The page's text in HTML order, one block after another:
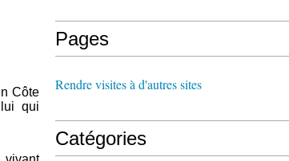
Côte
qui
Pages
Rendre visites à d'autres sites
Catégories